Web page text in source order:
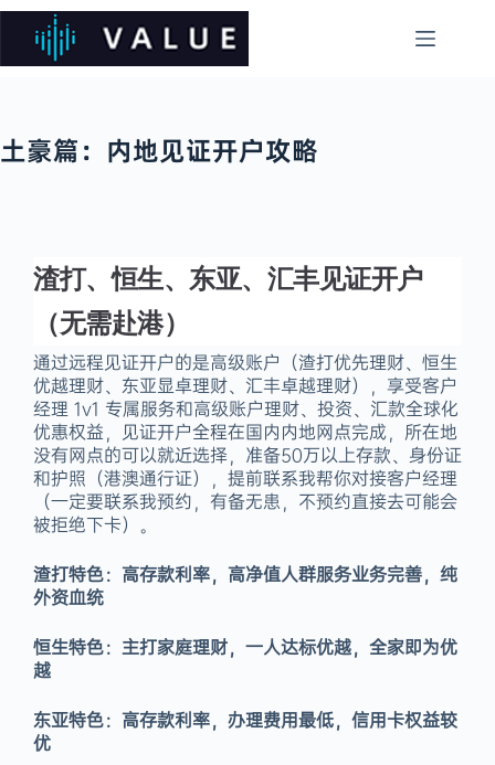
土豪篇：内地见证开户攻略
渣打、恒生、东亚、汇丰见证开户
（无需赴港）
通过远程见证开户的是高级账户（渣打优先理财、恒生
优越理财、东亚显卓理财、汇丰卓越理财），享受客户
经理 1v1 专属服务和高级账户理财、投资、汇款全球化
优惠权益，见证开户全程在国内内地网点完成，所在地
没有网点的可以就近选择，准备50万以上存款、身份证
和护照（港澳通行证），提前联系我帮你对接客户经理
（一定要联系我预约，有备无患，不预约直接去可能会
被拒绝下卡）。
渣打特色：高存款利率，高净值人群服务业务完善，纯
外资血统
恒生特色：主打家庭理财，一人达标优越，全家即为优
越
东亚特色：高存款利率，办理费用最低，信用卡权益较
优